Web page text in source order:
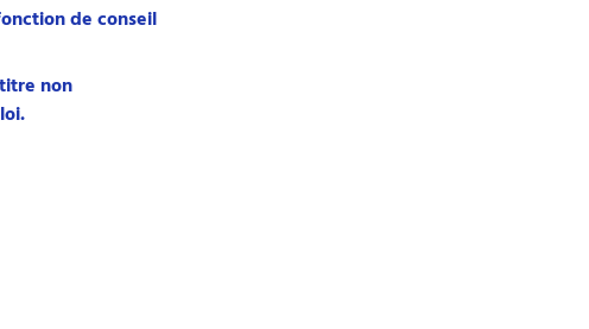
de conseil
non